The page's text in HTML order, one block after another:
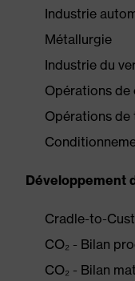
Industrie
Métallurgie
Industrie du
Opérations
Opérations de
Développement
Cradle-to-
CO₂ - Bilan
CO₂ - Bilan